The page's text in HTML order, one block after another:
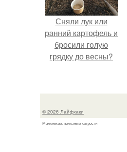
Сняли лук или
ранний картофель и
бросили голую
грядку до весны?
© 2026 Лайфхаки
Маленькие, полезные хитрости